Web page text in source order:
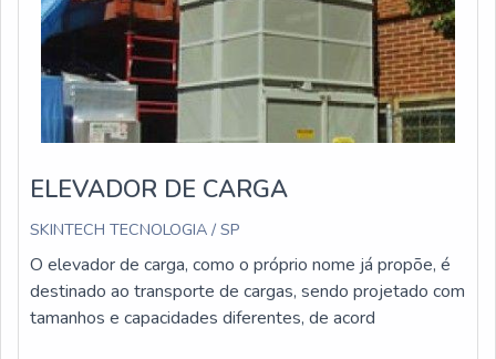
ELEVADOR DE CARGA
SKINTECH TECNOLOGIA / SP
O elevador de carga, como o próprio nome já propõe, é
destinado ao transporte de cargas, sendo projetado com
tamanhos e capacidades diferentes, de acord